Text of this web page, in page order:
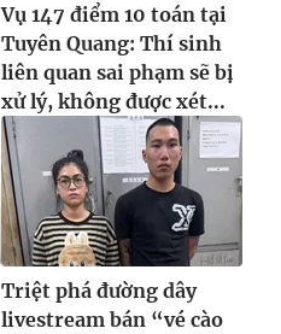
Vụ 147 điểm 10 toán tại
Tuyên Quang: Thí sinh
liên quan sai phạm sẽ bị
xử lý, không được xét...
Triệt phá đường dây
livestream bán “vé cào